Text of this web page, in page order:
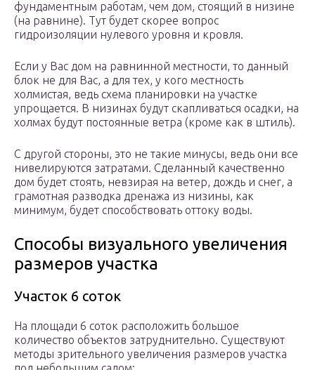
фундаментным работам, чем дом, стоящий в низине
(на равнине). Тут будет скорее вопрос
гидроизоляции нулевого уровня и кровля.
Если у Вас дом на равнинной местности, то данный
блок не для Вас, а для тех, у кого местность
холмистая, ведь схема планировки на участке
упрощается. В низинах будут скапливаться осадки, на
холмах будут постоянные ветра (кроме как в штиль).
С другой стороны, это не такие минусы, ведь они все
нивелируются затратами. Сделанный качественно
дом будет стоять, невзирая на ветер, дождь и снег, а
грамотная разводка дренажа из низины, как
минимум, будет способствовать оттоку воды.
Способы визуального увеличения
размеров участка
Участок 6 соток
На площади 6 соток расположить большое
количество объектов затруднительно. Существуют
методы зрительного увеличения размеров участка